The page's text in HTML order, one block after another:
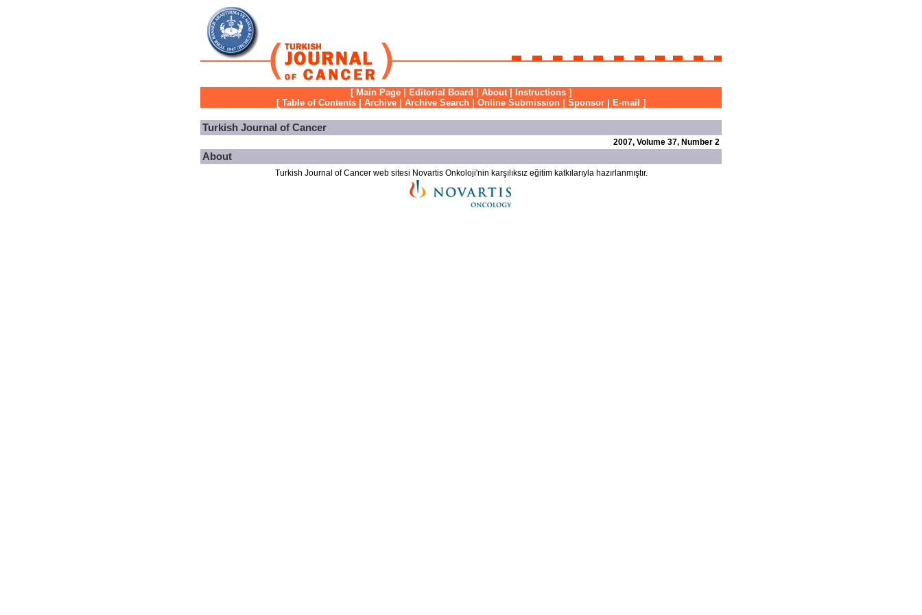
[ Main Page Editorial Board About| Instructions ]
[ Table of Contents Archive Archive Search Online Submission Sponsor E-mail ]
Turkish Journal of Cancer
2007, Volume 37, Number 2
About
Turkish Journal of Cancer web sitesi Novartis Onkoloji'nin karşılıksız eğitim katkılarıyla hazırlanmıştır.